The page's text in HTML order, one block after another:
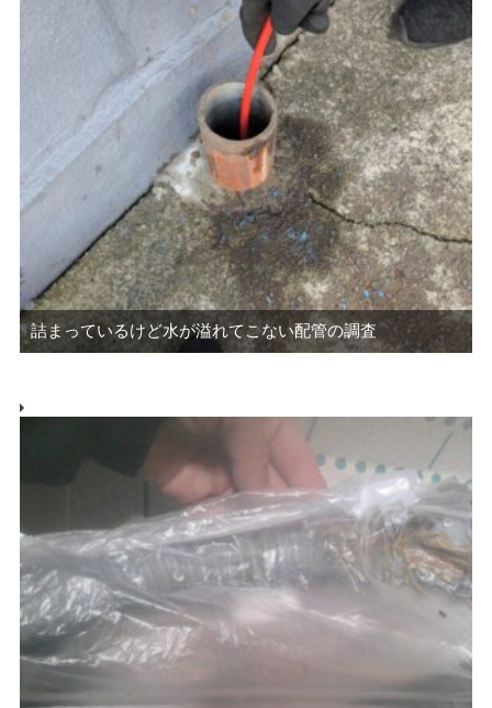
詰まっているけど水が溢れてこない配管の調査